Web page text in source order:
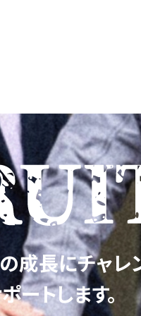
成長にチャレ
ートします。